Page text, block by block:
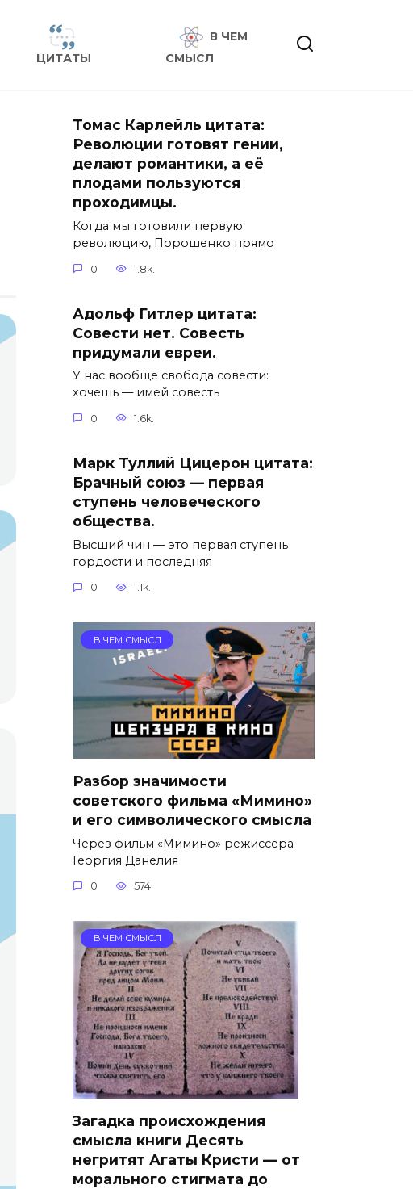
ЦИТАТЫ
В ЧЕМ
СМЫСЛ
Томас Карлейль цитата:
Революции готовят гении,
делают романтики, а её
плодами пользуются
проходимцы.
Когда мы готовили первую
революцию, Порошенко прямо
0 1.8k.
Адольф Гитлер цитата:
Совести нет. Совесть
придумали евреи.
У нас вообще свобода совести:
хочешь — имей совесть
0 1.6k.
Марк Туллий Цицерон цитата:
Брачный союз — первая
ступень человеческого
общества.
Высший чин — это первая ступень
гордости и последняя
0 1.1k.
В ЧЕМ СМЫСЛ
Разбор значимости
советского фильма «Мимино»
и его символического смысла
Через фильм «Мимино» режиссера
Георгия Данелия
0 574
В ЧЕМ СМЫСЛ
Загадка происхождения
смысла книги Десять
негритят Агаты Кристи — от
морального стигмата до